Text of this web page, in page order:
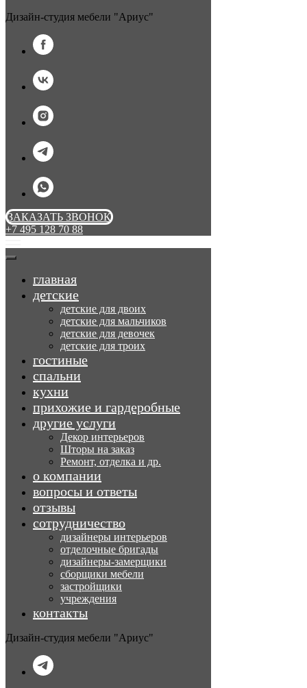
Дизайн-студия мебели "Ариус"
ЗАКАЗАТЬ ЗВОНОК
+7 495 128 70 88
главная
детские
детские для двоих
детские для мальчиков
детские для девочек
детские для троих
гостиные
спальни
кухни
прихожие и гардеробные
другие услуги
Декор интерьеров
Шторы на заказ
Ремонт, отделка и др.
о компании
вопросы и ответы
отзывы
сотрудничество
дизайнеры интерьеров
отделочные бригады
дизайнеры-замерщики
сборщики мебели
застройщики
учреждения
контакты
Дизайн-студия мебели "Ариус"